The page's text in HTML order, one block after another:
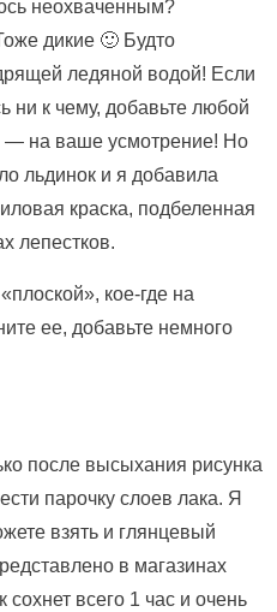
неохваченным?
дикие 🙂 Будто
ледяной водой! Если
ни к чему, добавьте любой
— на ваше усмотрение! Но
льдинок и я добавила
краска, подбеленная
лепестков.
кое-где на
ее, добавьте немного
после высыхания рисунка
парочку слоев лака. Я
взять и глянцевый
в магазинах
всего 1 час и очень